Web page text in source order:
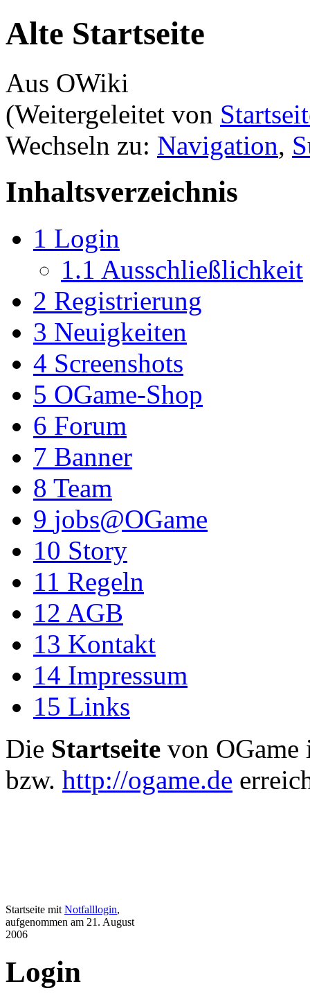
Alte Startseite
Aus OWiki
(Weitergeleitet von
Wechseln zu: Navigation,
Inhaltsverzeichnis
1 Login
1.1 Ausschließlichkeit
2 Registrierung
3 Neuigkeiten
4 Screenshots
5 OGame-Shop
6 Forum
7 Banner
8 Team
9 jobs@OGame
10 Story
11 Regeln
12 AGB
13 Kontakt
14 Impressum
15 Links
Die Startseite von
bzw. http://ogame.de
Startseite mit Notfalllogin,
aufgenommen am 21. August
2006
Login